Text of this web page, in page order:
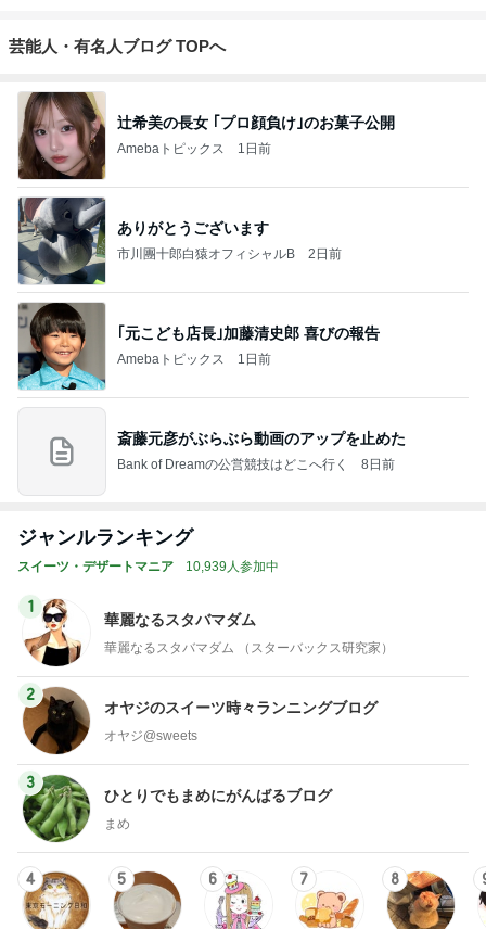
芸能人・有名人ブログ TOPへ
辻希美の長女 ｢プロ顔負け｣のお菓子公開
Amebaトピックス 1日前
ありがとうございます
市川團十郎白猿オフィシャルB 2日前
｢元こども店長｣加藤清史郎 喜びの報告
Amebaトピックス 1日前
斎藤元彦がぶらぶら動画のアップを止めた
Bank of Dreamの公営競技はどこへ行く 8日前
ジャンルランキング
スイーツ・デザートマニア 10,939人参加中
1
華麗なるスタバマダム
華麗なるスタバマダム （スターバックス研究家）
2
オヤジのスイーツ時々ランニングブログ
オヤジ@sweets
3
ひとりでもまめにがんばるブログ
まめ
4 5 6 7 8